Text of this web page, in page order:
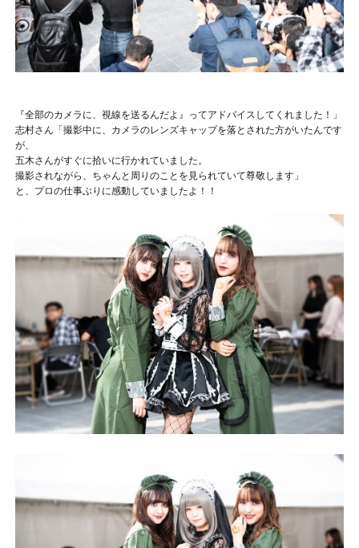
『全部のカメラに、視線を送るんだよ』ってアドバイスしてくれました！」
志村さん「撮影中に、カメラのレンズキャップを落とされた方がいたんです
が、
五木さんがすぐに拾いに行かれていました。
撮影されながら、ちゃんと周りのことを見られていて尊敬します」
と、プロの仕事ぶりに感動していましたよ！！